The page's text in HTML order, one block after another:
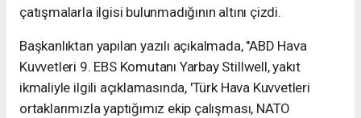
çatışmalarla ilgisi bulunmadığının altını çizdi.
Başkanlıktan yapılan yazılı açıkalmada, "ABD Hava
Kuvvetleri 9. EBS Komutanı Yarbay Stillwell, yakıt
ikmaliyle ilgili açıklamasında, 'Türk Hava Kuvvetleri
ortaklarımızla yaptığımız ekip çalışması, NATO